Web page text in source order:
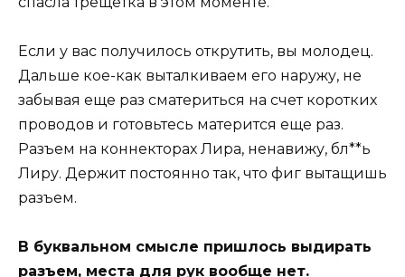
Если у вас получилось открутить, вы молодец.
Дальше кое-как выталкиваем его наружу, не
забывая еще раз сматериться на счет коротких
проводов и готовьтесь матерится еще раз.
Разъем на коннекторах Лира, ненавижу, бл**ь
Лиру. Держит постоянно так, что фиг вытащишь
разъем.
В буквальном смысле пришлось выдирать
разъем, места для рук вообще нет.